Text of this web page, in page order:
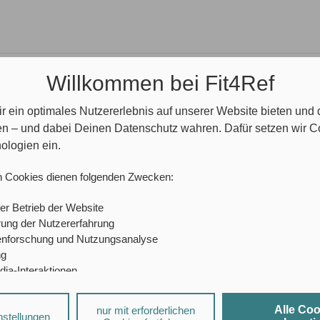
Willkommen bei Fit4Ref
ein optimales Nutzererlebnis auf unserer Website bieten und
– und dabei Deinen Datenschutz wahren. Dafür setzen wir
ein.
Cookies dienen folgenden Zwecken:
Betrieb der Website
der Nutzererfahrung
und Nutzungsanalyse
Interaktionen
Diensten und personalisierter Werbung können durch denAlle
nur mit erforderlichen
du in unserer Veranstaltung alle